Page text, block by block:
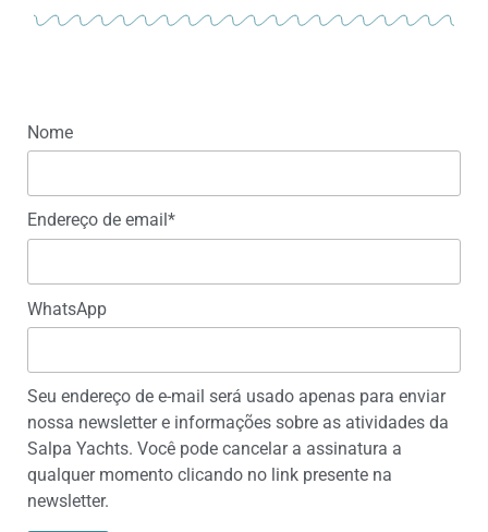
Nome
Endereço de email*
WhatsApp
Seu endereço de e-mail será usado apenas para enviar
nossa newsletter e informações sobre as atividades da
Salpa Yachts. Você pode cancelar a assinatura a
qualquer momento clicando no link presente na
newsletter.